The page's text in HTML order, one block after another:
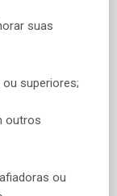
suas
superiores;
outros
ou